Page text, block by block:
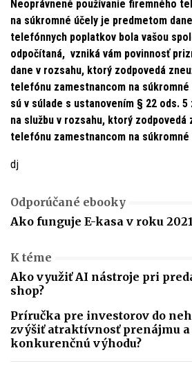
Neoprávnené používanie firemného
na súkromné účely je predmetom
telefónnych poplatkov bola vašou
odpočítaná, vzniká vám povinnosť
dane v rozsahu, ktorý zodpovedá
telefónu zamestnancom na súkromné
sú v súlade s ustanovením § 22 ods. 5
na službu v rozsahu, ktorý
telefónu zamestnancom na súkromné
dj
Odporúčané ebooky
Ako funguje E-kasa v roku 2021
K téme
Ako využiť AI nástroje pri
shop?
Príručka pre investorov do
zvýšiť atraktívnosť prenájmu
konkurenčnú výhodu?